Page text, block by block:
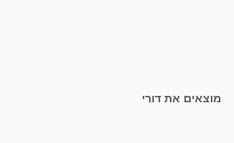
מוצאים את דורי